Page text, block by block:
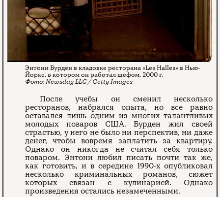
Энтони Бурден в кладовке ресторана «Les Halles» в Нью-
Йорке, в котором он работал шефом, 2000 г.
Newsday LLC / Getty Images
После учебы он сменил несколько
ресторанов, набрался опыта, но все равно
оставался лишь одним из многих талантливых
молодых поваров США. Бурден жил своей
страстью, у него не было ни перспектив, ни даже
денег, чтобы вовремя заплатить за квартиру.
Однако он никогда не считал себя только
поваром. Энтони любил писать почти так же,
как готовить, и в середине 1990-х опубликовал
несколько криминальных романов, сюжет
которых связан с кулинарией. Однако
произведения остались незамеченными.